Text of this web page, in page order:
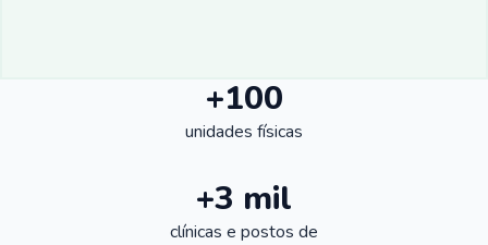
+100
unidades físicas
+3 mil
clínicas e postos de